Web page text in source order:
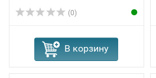
(0)
В корзину